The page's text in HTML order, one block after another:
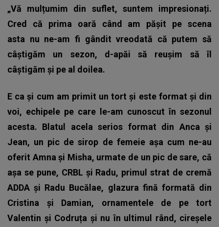
„Vă mulțumim din suflet, suntem impresionați.
Cred că prima oară când am pășit pe scena
asta nu ne-am fi gândit vreodată că putem să
câștigăm un sezon, d-apăi să reușim să îl
câștigăm și pe al doilea.
E ca și cum am primit un tort și este format și din
voi, echipele pe care le-am cunoscut în sezonul
acesta. Blatul acela serios format din Anca și
Jean, un pic de sirop de femeie așa cum ne-au
oferit Amna și Misha, urmate de un pic de sare, că
așa se pune, CRBL și Radu, primul strat de cremă
ADDA și Radu Bucălae, glazura fină formată din
Cristina și Damian, ornamentele de pe tort
Valentin și Codruța și nu în ultimul rând, cireșele